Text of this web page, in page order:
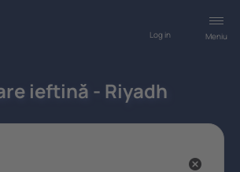
Meniu
Log in
ieftină - Riyadh